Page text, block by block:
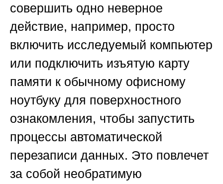
совершить одно неверное
действие, например, просто
включить исследуемый компьютер
или подключить изъятую карту
памяти к обычному офисному
ноутбуку для поверхностного
ознакомления, чтобы запустить
процессы автоматической
перезаписи данных. Это повлечет
за собой необратимую